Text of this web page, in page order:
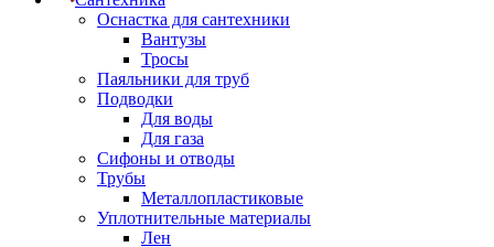
Оснастка для сантехники
Вантузы
Тросы
Паяльники для труб
Подводки
Для воды
Для газа
Сифоны и отводы
Трубы
Металлопластиковые
Уплотнительные материалы
Лен